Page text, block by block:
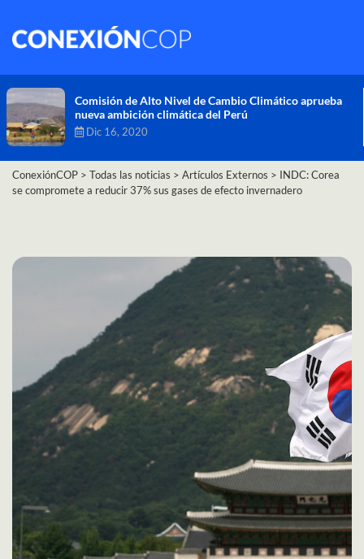
Comisión de Alto Nivel de Cambio Climático aprueba
nueva ambición climática del Perú
Dic 16, 2020
ConexiónCOP > Todas las noticias > Artículos Externos > INDC: Corea
se compromete a reducir 37% sus gases de efecto invernadero